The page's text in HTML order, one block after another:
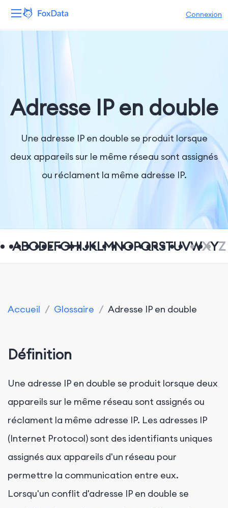
Connexion
Solutions
Ressources
Entreprise
Adresse IP en double
Une adresse IP en double se produit lorsque
deux appareils sur le même réseau sont assignés
ou réclament la même adresse IP.
ABCDEFGHIJKLMNOPQRSTUVWXYZ
Accueil / Glossaire / Adresse IP en double
Définition
Une adresse IP en double se produit lorsque deux
appareils sur le même réseau sont assignés ou
réclament la même adresse IP. Les adresses IP
(Internet Protocol) sont des identifiants uniques
assignés aux appareils d'un réseau pour
permettre la communication entre eux.
Lorsqu'un conflit d'adresse IP en double se